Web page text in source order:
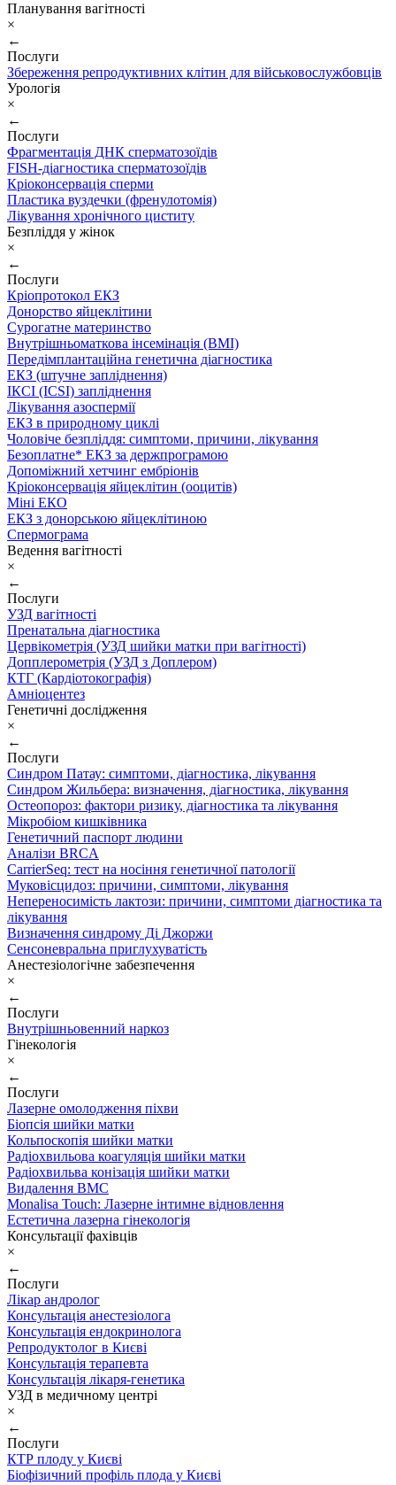
Планування вагітності
×
←
Послуги
Збереження репродуктивних клітин для військовослужбовців
Урологія
×
←
Послуги
Фрагментація ДНК сперматозоїдів
FISH-діагностика сперматозоїдів
Кріоконсервація сперми
Пластика вуздечки (френулотомія)
Лікування хронічного циститу
Безпліддя у жінок
×
←
Послуги
Кріопротокол ЕКЗ
Донорство яйцеклітини
Сурогатне материнство
Внутрішньоматкова інсемінація (ВМІ)
Передімплантаційна генетична діагностика
ЕКЗ (штучне запліднення)
ІКСІ (ICSI) запліднення
Лікування азоспермії
ЕКЗ в природному циклі
Чоловіче безпліддя: симптоми, причини, лікування
Безоплатне* ЕКЗ за держпрограмою
Допоміжний хетчинг ембріонів
Кріоконсервація яйцеклітин (ооцитів)
Міні ЕКО
ЕКЗ з донорською яйцеклітиною
Спермограма
Ведення вагітності
×
←
Послуги
УЗД вагітності
Пренатальна діагностика
Цервікометрія (УЗД шийки матки при вагітності)
Допплерометрія (УЗД з Доплером)
КТГ (Кардіотокографія)
Амніоцентез
Генетичні дослідження
×
←
Послуги
Синдром Патау: симптоми, дiагностика, лiкування
Синдром Жильбера: визначення, діагностика, лікування
Остеопороз: фактори ризику, діагностика та лікування
Мікробіом кишківника
Генетичний паспорт людини
Аналізи BRCA
CarrierSeq: тест на носіння генетичної патології
Муковісцидоз: причини, симптоми, лікування
Непереносимість лактози: причини, симптоми діагностика та
лікування
Визначення синдрому Ді Джоржи
Сенсоневральна приглухуватість
Анестезіологічне забезпечення
×
←
Послуги
Внутрішньовенний наркоз
Гінекологія
×
←
Послуги
Лазерне омолодження піхви
Біопсія шийки матки
Кольпоскопія шийки матки
Радіохвильова коагуляція шийки матки
Радіохвильва конізація шийки матки
Видалення ВМС
Monalisa Touch: Лазерне інтимне відновлення
Естетична лазерна гінекологія
Консультації фахівців
×
←
Послуги
Лікар андролог
Консультація анестезіолога
Консультація ендокринолога
Репродуктолог в Києві
Консультація терапевта
Консультація лікаря-генетика
УЗД в медичному центрі
×
←
Послуги
КТР плоду у Києві
Біофізичний профіль плода у Києві